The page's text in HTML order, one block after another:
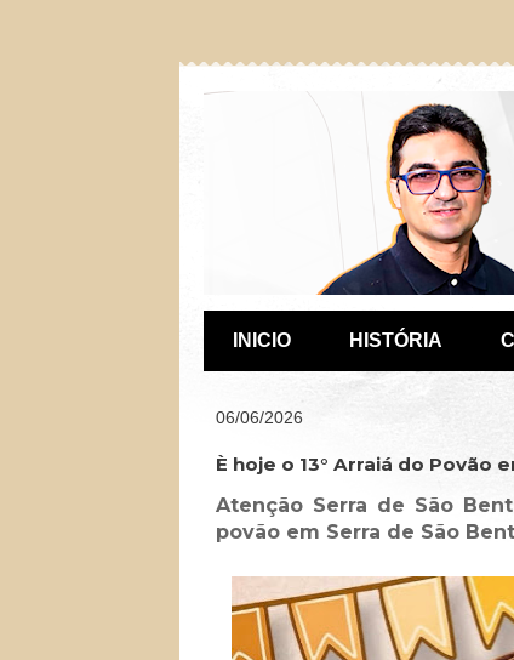
INICIO HISTÓRIA
06/06/2026
È hoje o 13° Arraiá do Povão
Atenção Serra de São
povão em Serra de São